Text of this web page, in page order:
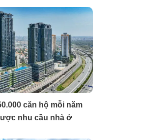
căn hộ mỗi năm
nhu cầu nhà ở